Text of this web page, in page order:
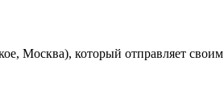
Москва), который отправляет своим